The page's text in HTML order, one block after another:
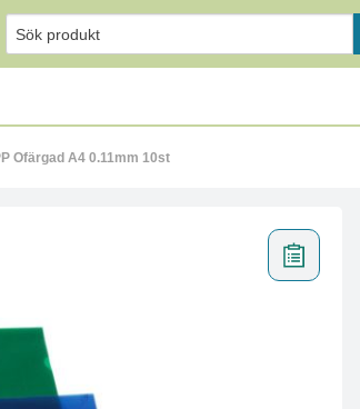
Ofärgad A4 0.11mm 10st